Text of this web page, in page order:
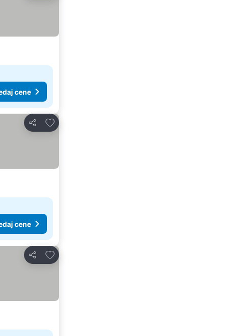
cene
Deli
Dodati u favorite
cene
Deli
Dodati u favorite